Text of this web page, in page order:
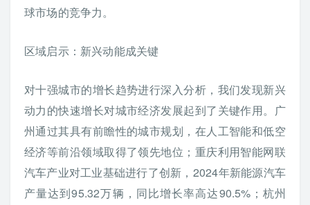
球市场的竞争力。
区域启示：新兴动能成关键
对十强城市的增长趋势进行深入分析，我们发现新兴
动力的快速增长对城市经济发展起到了关键作用。广
州通过其具有前瞻性的城市规划，在人工智能和低空
经济等前沿领域取得了领先地位；重庆利用智能网联
汽车产业对工业基础进行了创新，2024年新能源汽车
产量达到95.32万辆，同比增长率高达90.5%；杭州